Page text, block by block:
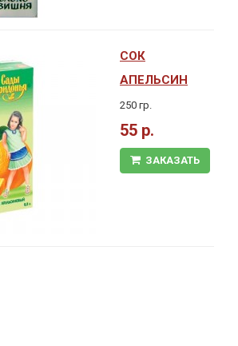
СОК
АПЕЛЬСИН
250 гр.
55 р.
ЗАКАЗАТЬ